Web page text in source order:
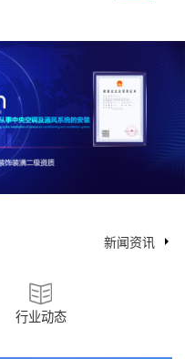
新闻资讯
行业动态